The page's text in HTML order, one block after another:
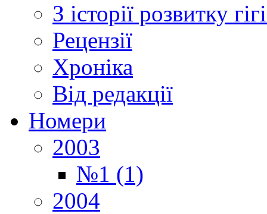
З історії розвитку
Рецензії
Хроніка
Від редакції
Номери
2003
№1 (1)
2004